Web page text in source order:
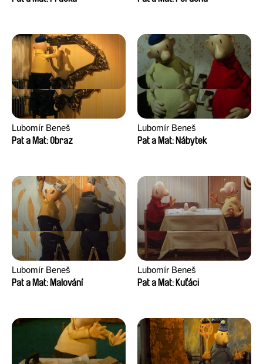
Lubomír Beneš
Pat a Mat: Obraz
Lubomír Beneš
Pat a Mat: Nábytek
Lubomír Beneš
Pat a Mat: Malování
Lubomír Beneš
Pat a Mat: Kuťáci